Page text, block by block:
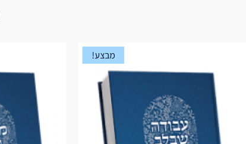
מבצע!